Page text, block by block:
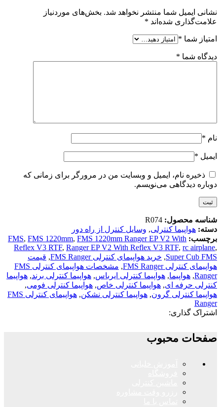
نشانی ایمیل شما منتشر نخواهد شد. بخش‌های موردنیاز
علامت‌گذاری شده‌اند *
امتیاز شما *
دیدگاه شما *
نام *
ایمیل *
ذخیره نام، ایمیل و وبسایت من در مرورگر برای زمانی که
دوباره دیدگاهی می‌نویسم.
شناسه محصول: R074
دسته: هواپیما کنترلی, وسایل کنترل از راه دور
برچسب:
FMS, FMS 1220mm, FMS 1220mm Ranger EP V2 With
Reflex V3 RTF, Ranger EP V2 With Reflex V3 RTF, rc airplane,
Super Cub FMS
, خرید هواپیمای کنترلی FMS Ranger , قیمت
هواپیمای کنترلی FMS Ranger
,
مشخصات هواپیمای کنترلی FMS
Ranger
, هواپیما, هواپیما کنترلی ایرباس, هواپیما کنترلی برند, هواپیما
کنترلی حرفه ای, هواپیما کنترلی خاص, هواپیما کنترلی فومی,
هواپیما کنترلی گرون, هواپیما کنترلی نشکن,
هواپیمای کنترلی FMS
Ranger
اشتراک گذاری:
صفحات محبوب